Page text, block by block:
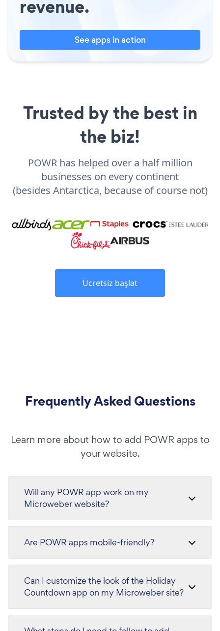
revenue.
See apps in action
Trusted by the best in
the biz!
POWR has helped over a half million
businesses on every continent
(besides Antarctica, because of course not)
Ücretsiz başlat
Frequently Asked Questions
Learn more about how to add POWR apps to
your website.
Will any POWR app work on my
Microweber website?
Are POWR apps mobile-friendly?
Can I customize the look of the Holiday
Countdown app on my Microweber site?